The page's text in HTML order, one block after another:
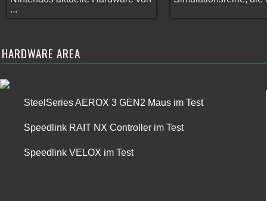
...
HARDWARE AREA
SteelSeries AEROX 3 GEN2 Maus im Test
Speedlink RAIT NX Controller im Test
Speedlink VELOX im Test